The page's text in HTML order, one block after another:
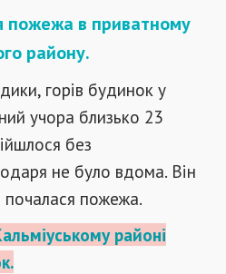
пожежа в приватному
району.
горів будинок у
учора близько 23
без
не було вдома. Він
почалася пожежа.
районі